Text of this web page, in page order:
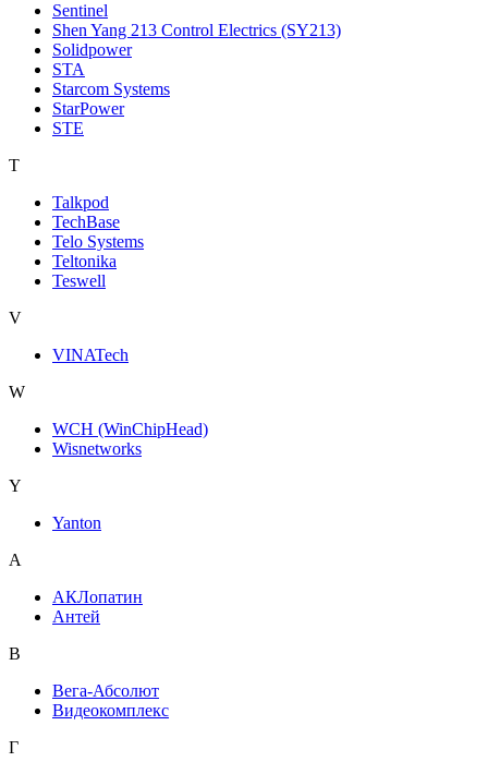
Sentinel
Shen Yang 213 Control Electrics (SY213)
Solidpower
STA
Starcom Systems
StarPower
STE
T
Talkpod
TechBase
Telo Systems
Teltonika
Teswell
V
VINATech
W
WCH (WinChipHead)
Wisnetworks
Y
Yanton
А
АКЛопатин
Антей
В
Вега-Абсолют
Видеокомплекс
Г